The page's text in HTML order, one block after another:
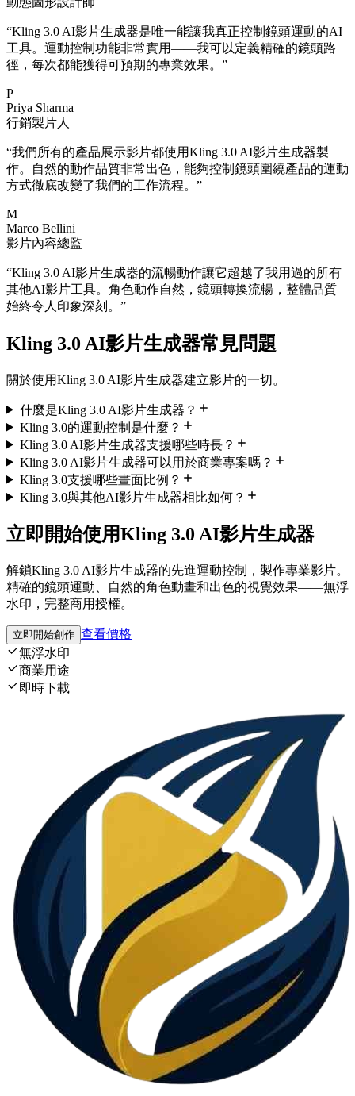
“Kling 3.0 AI影片生成器是唯一能讓我真正控制鏡頭運動的AI
工具。運動控制功能非常實用——我可以定義精確的鏡頭路
徑，每次都能獲得可預期的專業效果。 ”
P
Priya Sharma
行銷製片人
“我們所有的產品展示影片都使用Kling 3.0 AI影片生成器製
作。自然的動作品質非常出色，能夠控制鏡頭圍繞產品的運動
方式徹底改變了我們的工作流程。 ”
M
Marco Bellini
影片內容總監
“Kling 3.0 AI影片生成器的流暢動作讓它超越了我用過的所有
其他AI影片工具。角色動作自然，鏡頭轉換流暢，整體品質
始終令人印象深刻。 ”
Kling 3.0 AI影片生成器常見問題
關於使用Kling 3.0 AI影片生成器建立影片的一切。
什麼是Kling 3.0 AI影片生成器？
Kling 3.0的運動控制是什麼？
Kling 3.0 AI影片生成器支援哪些時長？
Kling 3.0 AI影片生成器可以用於商業專案嗎？
Kling 3.0支援哪些畫面比例？
Kling 3.0與其他AI影片生成器相比如何？
立即開始使用Kling 3.0 AI影片生成器
解鎖Kling 3.0 AI影片生成器的先進運動控制，製作專業影片。
精確的鏡頭運動、自然的角色動畫和出色的視覺效果——無浮
水印，完整商用授權。
立即開始創作 查看價格
無浮水印
商業用途
即時下載